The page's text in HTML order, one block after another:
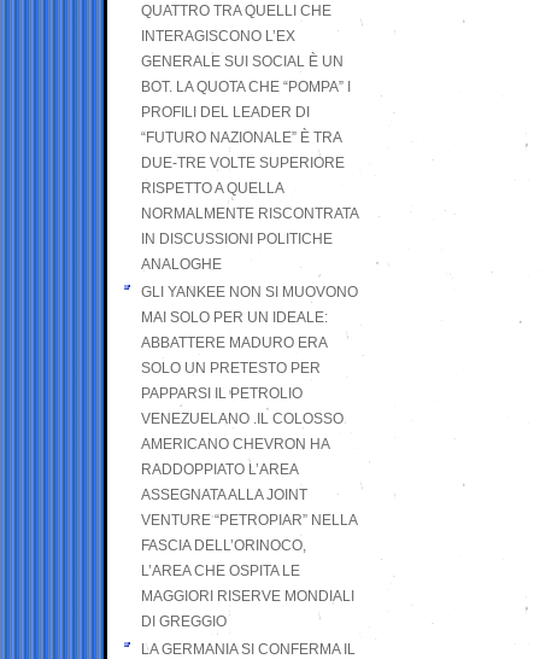
QUATTRO TRA QUELLI CHE
INTERAGISCONO L’EX
GENERALE SUI SOCIAL È UN
BOT. LA QUOTA CHE “POMPA” I
PROFILI DEL LEADER DI
“FUTURO NAZIONALE” È TRA
DUE-TRE VOLTE SUPERIORE
RISPETTO A QUELLA
NORMALMENTE RISCONTRATA
IN DISCUSSIONI POLITICHE
ANALOGHE
GLI YANKEE NON SI MUOVONO
MAI SOLO PER UN IDEALE:
ABBATTERE MADURO ERA
SOLO UN PRETESTO PER
PAPPARSI IL PETROLIO
VENEZUELANO .IL COLOSSO
AMERICANO CHEVRON HA
RADDOPPIATO L’AREA
ASSEGNATA ALLA JOINT
VENTURE “PETROPIAR” NELLA
FASCIA DELL’ORINOCO,
L’AREA CHE OSPITA LE
MAGGIORI RISERVE MONDIALI
DI GREGGIO
LA GERMANIA SI CONFERMA IL